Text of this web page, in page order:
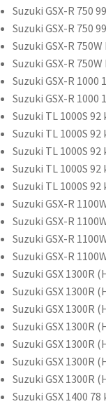
Suzuki GSX-R 750
Suzuki GSX-R 750
Suzuki GSX-R 750W
Suzuki GSX-R 750W
Suzuki GSX-R 1000
Suzuki GSX-R 1000
Suzuki TL 1000S 92
Suzuki TL 1000S 92
Suzuki TL 1000S 92
Suzuki TL 1000S 92
Suzuki TL 1000S 92
Suzuki GSX-R
Suzuki GSX-R
Suzuki GSX-R
Suzuki GSX-R
Suzuki GSX 1300R
Suzuki GSX 1300R
Suzuki GSX 1300R
Suzuki GSX 1300R
Suzuki GSX 1300R
Suzuki GSX 1300R
Suzuki GSX 1300R
Suzuki GSX 1400 78